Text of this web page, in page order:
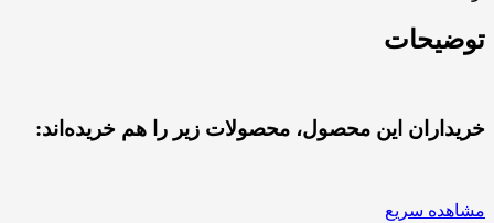
توضیحات
خریداران این محصول، محصولات زیر را هم خریده‌اند:
مشاهده سریع